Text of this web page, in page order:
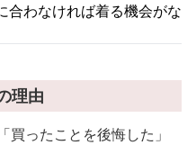
合わなければ着る機会がな
理由
ったことを後悔した」